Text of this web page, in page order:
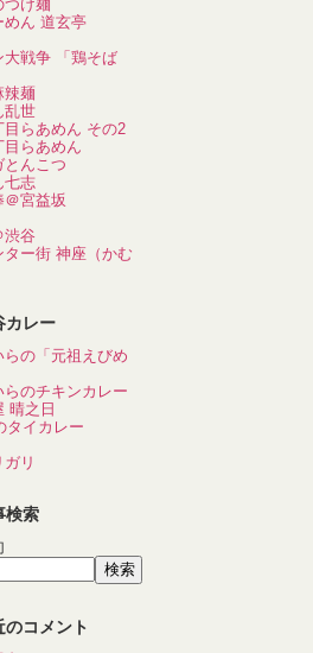
つけ麺
めん 道玄亭
大戦争 「鶏そば
辣麺
乱世
目らあめん その2
目らあめん
とんこつ
七志
＠宮益坂
渋谷
ター街 神座（かむ
カレー
らの「元祖えびめ
らのチキンカレー
晴之日
タイカレー
リ
検索
のコメント